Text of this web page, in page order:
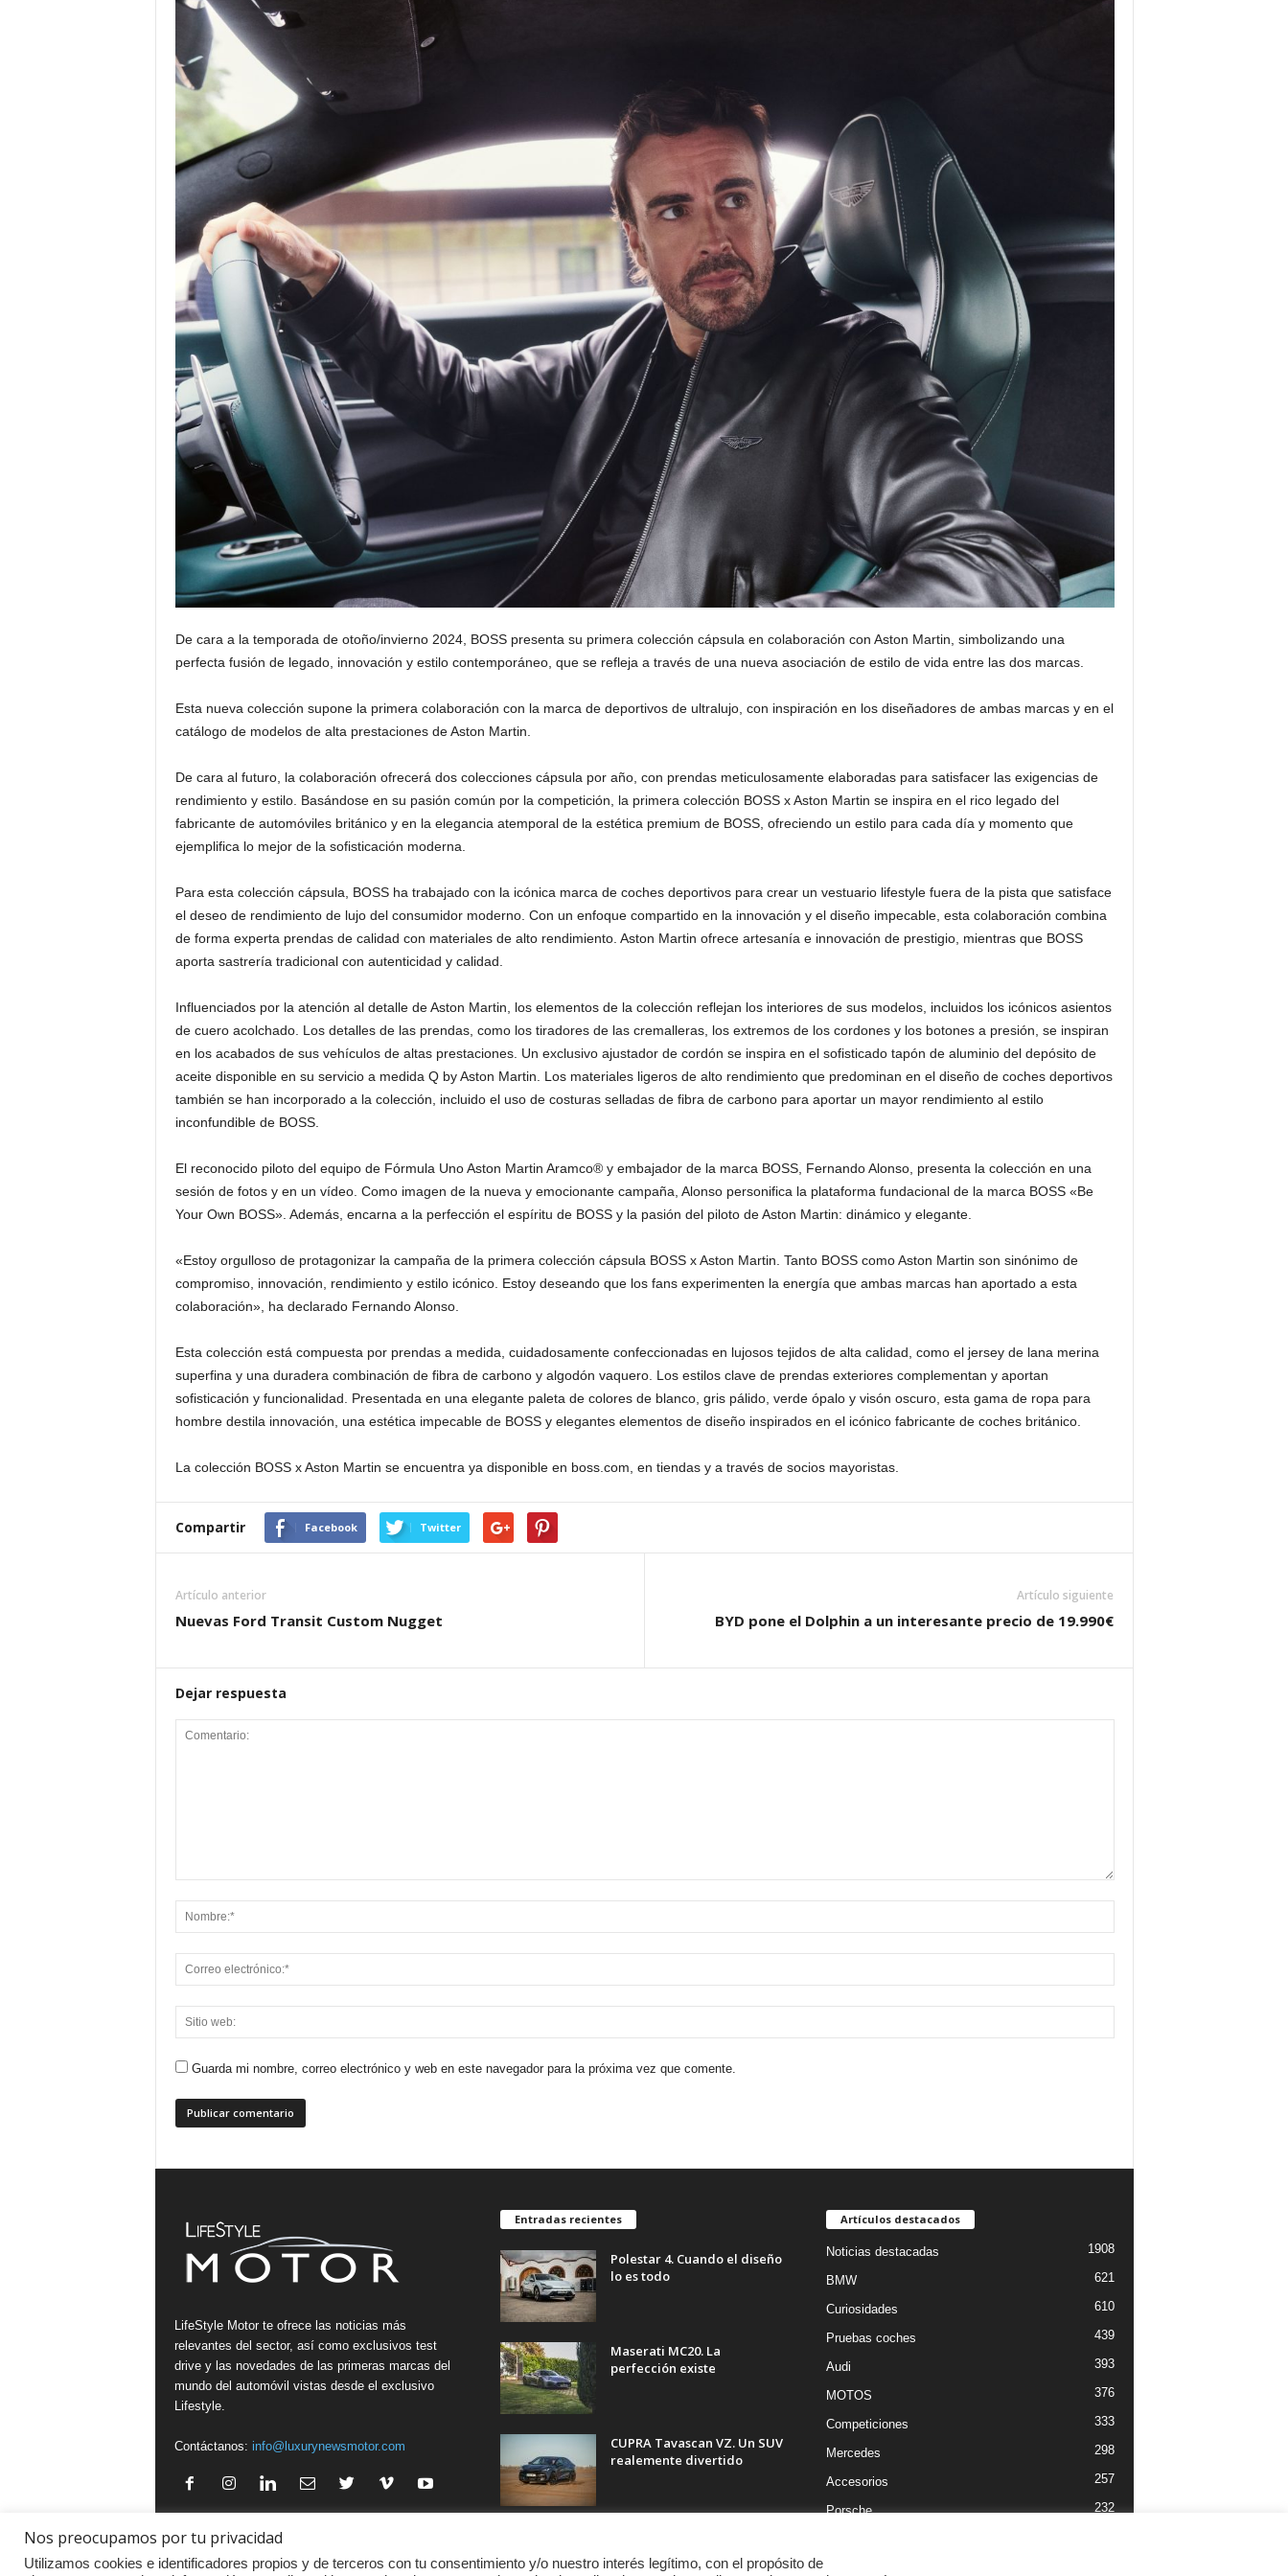
De cara a la temporada de otoño/invierno 2024, BOSS presenta su primera colección cápsula en colaboración con Aston Martin, simbolizando una
perfecta fusión de legado, innovación y estilo contemporáneo, que se refleja a través de una nueva asociación de estilo de vida entre las dos marcas.
Esta nueva colección supone la primera colaboración con la marca de deportivos de ultralujo, con inspiración en los diseñadores de ambas marcas y en el
catálogo de modelos de alta prestaciones de Aston Martin.
De cara al futuro, la colaboración ofrecerá dos colecciones cápsula por año, con prendas meticulosamente elaboradas para satisfacer las exigencias de
rendimiento y estilo. Basándose en su pasión común por la competición, la primera colección BOSS x Aston Martin se inspira en el rico legado del
fabricante de automóviles británico y en la elegancia atemporal de la estética premium de BOSS, ofreciendo un estilo para cada día y momento que
ejemplifica lo mejor de la sofisticación moderna.
Para esta colección cápsula, BOSS ha trabajado con la icónica marca de coches deportivos para crear un vestuario lifestyle fuera de la pista que satisface
el deseo de rendimiento de lujo del consumidor moderno. Con un enfoque compartido en la innovación y el diseño impecable, esta colaboración combina
de forma experta prendas de calidad con materiales de alto rendimiento. Aston Martin ofrece artesanía e innovación de prestigio, mientras que BOSS
aporta sastrería tradicional con autenticidad y calidad.
Influenciados por la atención al detalle de Aston Martin, los elementos de la colección reflejan los interiores de sus modelos, incluidos los icónicos asientos
de cuero acolchado. Los detalles de las prendas, como los tiradores de las cremalleras, los extremos de los cordones y los botones a presión, se inspiran
en los acabados de sus vehículos de altas prestaciones. Un exclusivo ajustador de cordón se inspira en el sofisticado tapón de aluminio del depósito de
aceite disponible en su servicio a medida Q by Aston Martin. Los materiales ligeros de alto rendimiento que predominan en el diseño de coches deportivos
también se han incorporado a la colección, incluido el uso de costuras selladas de fibra de carbono para aportar un mayor rendimiento al estilo
inconfundible de BOSS.
El reconocido piloto del equipo de Fórmula Uno Aston Martin Aramco® y embajador de la marca BOSS, Fernando Alonso, presenta la colección en una
sesión de fotos y en un vídeo. Como imagen de la nueva y emocionante campaña, Alonso personifica la plataforma fundacional de la marca BOSS «Be
Your Own BOSS». Además, encarna a la perfección el espíritu de BOSS y la pasión del piloto de Aston Martin: dinámico y elegante.
«Estoy orgulloso de protagonizar la campaña de la primera colección cápsula BOSS x Aston Martin. Tanto BOSS como Aston Martin son sinónimo de
compromiso, innovación, rendimiento y estilo icónico. Estoy deseando que los fans experimenten la energía que ambas marcas han aportado a esta
colaboración», ha declarado Fernando Alonso.
Esta colección está compuesta por prendas a medida, cuidadosamente confeccionadas en lujosos tejidos de alta calidad, como el jersey de lana merina
superfina y una duradera combinación de fibra de carbono y algodón vaquero. Los estilos clave de prendas exteriores complementan y aportan
sofisticación y funcionalidad. Presentada en una elegante paleta de colores de blanco, gris pálido, verde ópalo y visón oscuro, esta gama de ropa para
hombre destila innovación, una estética impecable de BOSS y elegantes elementos de diseño inspirados en el icónico fabricante de coches británico.
La colección BOSS x Aston Martin se encuentra ya disponible en boss.com, en tiendas y a través de socios mayoristas.
Compartir Facebook Twitter
Artículo anterior
Nuevas Ford Transit Custom Nugget
Artículo siguiente
BYD pone el Dolphin a un interesante precio de 19.990€
Dejar respuesta
Guarda mi nombre, correo electrónico y web en este navegador para la próxima vez que comente.
LifeStyle Motor te ofrece las noticias más
relevantes del sector, así como exclusivos test
drive y las novedades de las primeras marcas del
mundo del automóvil vistas desde el exclusivo
Lifestyle.
Contáctanos: info@luxurynewsmotor.com
Entradas recientes
Polestar 4. Cuando el diseño
lo es todo
Maserati MC20. La
perfección existe
CUPRA Tavascan VZ. Un SUV
realemente divertido
Artículos destacados
Noticias destacadas 1908
BMW 621
Curiosidades 610
Pruebas coches 439
Audi 393
MOTOS 376
Competiciones 333
Mercedes 298
Accesorios 257
Porsche 232
Nos preocupamos por tu privacidad
Utilizamos cookies e identificadores propios y de terceros con tu consentimiento y/o nuestro interés legítimo, con el propósito de